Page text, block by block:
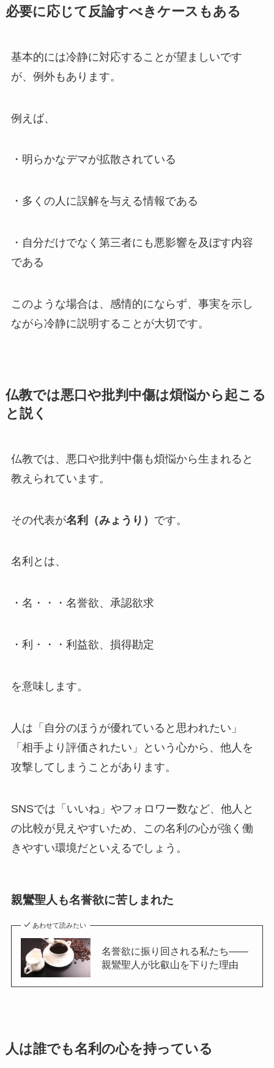
必要に応じて反論すべきケースもある
基本的には冷静に対応することが望ましいです
が、例外もあります。
例えば、
・明らかなデマが拡散されている
・多くの人に誤解を与える情報である
・自分だけでなく第三者にも悪影響を及ぼす内容
である
このような場合は、感情的にならず、事実を示し
ながら冷静に説明することが大切です。
仏教では悪口や批判中傷は煩悩から起こる
と説く
仏教では、悪口や批判中傷も煩悩から生まれると
教えられています。
その代表が名利（みょうり） です。
名利とは、
・名・・・名誉欲、承認欲求
・利・・・利益欲、損得勘定
を意味します。
人は「自分のほうが優れていると思われたい」
「相手より評価されたい」という心から、他人を
攻撃してしまうことがあります。
SNSでは「いいね」やフォロワー数など、他人と
の比較が見えやすいため、この名利の心が強く働
きやすい環境だといえるでしょう。
親鸞聖人も名誉欲に苦しまれた
あわせて読みたい
名誉欲に振り回される私たち——
親鸞聖人が比叡山を下りた理由
人は誰でも名利の心を持っている